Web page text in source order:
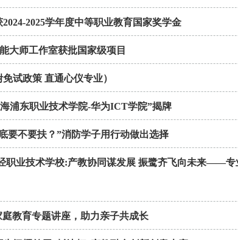
2025学年度中等职业教育国家奖学金
大师工作室获批国家级项目
试政策 直通心仪专业）
浦东职业技术学院-华为ICT学院”揭牌
要不要扶？”消防学子用行动做出选择
职业技术学校:产教协同谋发展 振鹭齐飞向未来——专
教育专题讲座，助力亲子共成长